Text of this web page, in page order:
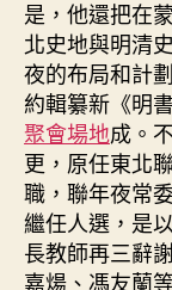
是，他還把在
北史地與明清
夜的布局和計
約輯纂新《明
聚會場地成。
更，原任東北
職，聯年夜常
繼任人選，是
長教師再三辭
嘉煬、馮友蘭